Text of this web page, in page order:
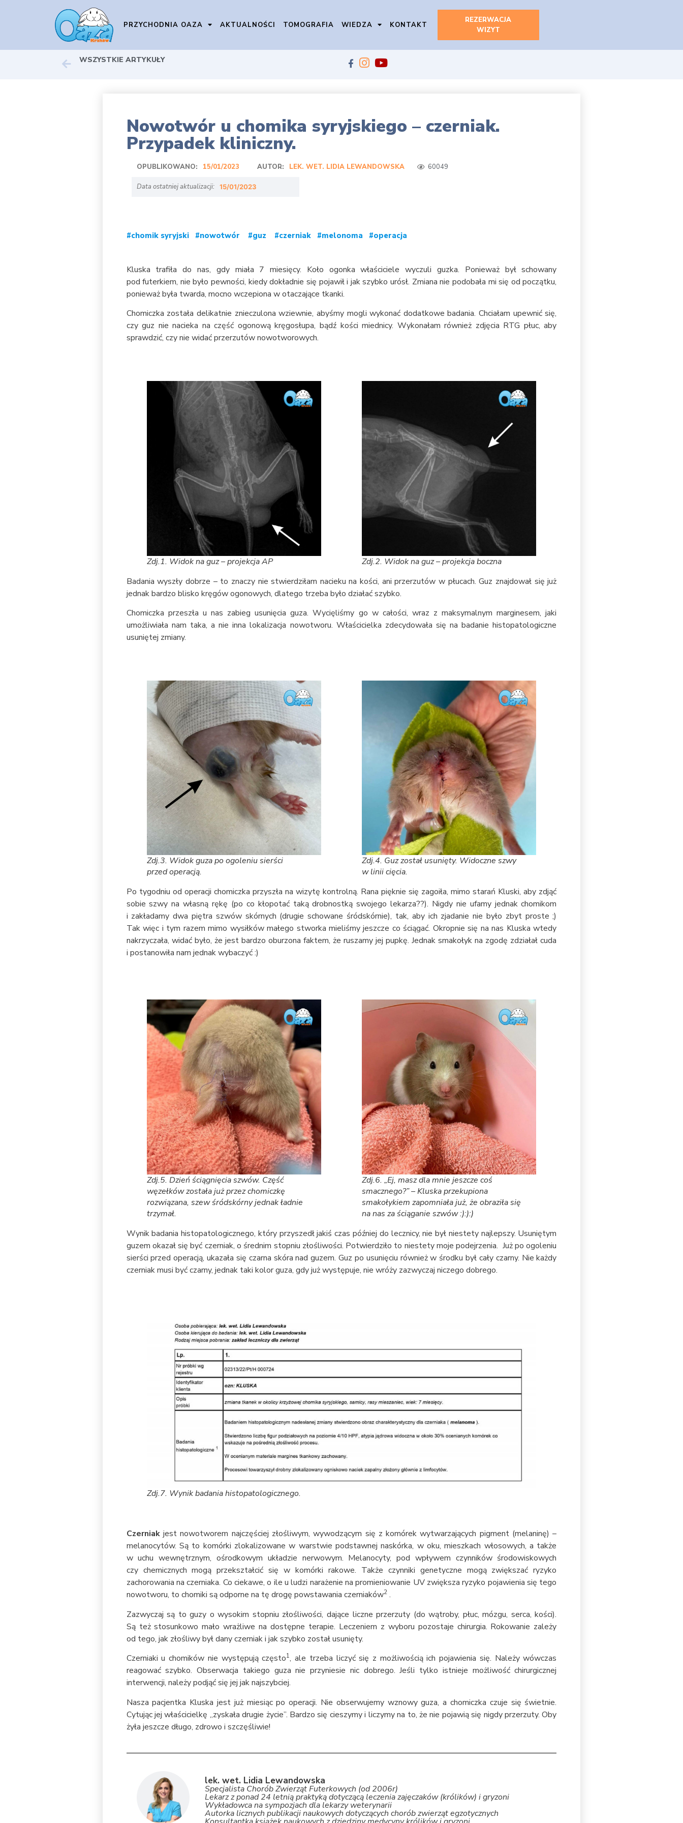
PRZYCHODNIA OAZA AKTUALNOŚCI TOMOGRAFIA WIEDZA KONTAKT
REZERWACJA
WIZYT
WSZYSTKIE ARTYKUŁY
Nowotwór u chomika syryjskiego – czerniak.
Przypadek kliniczny.
OPUBLIKOWANO: 15/01/2023 AUTOR: LEK. WET. LIDIA LEWANDOWSKA 60049
Data ostatniej aktualizacji: 15/01/2023
#chomik syryjski #nowotwór #guz #czerniak #melonoma #operacja
Kluska trafiła do nas, gdy miała 7 miesięcy. Koło ogonka właściciele wyczuli guzka. Ponieważ był schowany
pod futerkiem, nie było pewności, kiedy dokładnie się pojawił i jak szybko urósł. Zmiana nie podobała mi się od początku,
ponieważ była twarda, mocno wczepiona w otaczające tkanki.
Chomiczka została delikatnie znieczulona wziewnie, abyśmy mogli wykonać dodatkowe badania. Chciałam upewnić się,
czy guz nie nacieka na część ogonową kręgosłupa, bądź kości miednicy. Wykonałam również zdjęcia RTG płuc, aby
sprawdzić, czy nie widać przerzutów nowotworowych.
Zdj.1. Widok na guz – projekcja AP
Zdj.2. Widok na guz – projekcja boczna
Badania wyszły dobrze – to znaczy nie stwierdziłam nacieku na kości, ani przerzutów w płucach. Guz znajdował się już
jednak bardzo blisko kręgów ogonowych, dlatego trzeba było działać szybko.
Chomiczka przeszła u nas zabieg usunięcia guza. Wycięliśmy go w całości, wraz z maksymalnym marginesem, jaki
umożliwiała nam taka, a nie inna lokalizacja nowotworu. Właścicielka zdecydowała się na badanie histopatologiczne
usuniętej zmiany.
Zdj.3. Widok guza po ogoleniu sierści
przed operacją.
Zdj.4. Guz został usunięty. Widoczne szwy
w linii cięcia.
Po tygodniu od operacji chomiczka przyszła na wizytę kontrolną. Rana pięknie się zagoiła, mimo starań Kluski, aby zdjąć
sobie szwy na własną rękę (po co kłopotać taką drobnostką swojego lekarza??). Nigdy nie ufamy jednak chomikom
i zakładamy dwa piętra szwów skórnych (drugie schowane śródskórnie), tak, aby ich zjadanie nie było zbyt proste ;)
Tak więc i tym razem mimo wysiłków małego stworka mieliśmy jeszcze co ściągać. Okropnie się na nas Kluska wtedy
nakrzyczała, widać było, że jest bardzo oburzona faktem, że ruszamy jej pupkę. Jednak smakołyk na zgodę zdziałał cuda
i postanowiła nam jednak wybaczyć :)
Zdj.5. Dzień ściągnięcia szwów. Część
węzełków została już przez chomiczkę
rozwiązana, szew śródskórny jednak ładnie
trzymał.
Zdj.6. „Ej, masz dla mnie jeszcze coś
smacznego?” – Kluska przekupiona
smakołykiem zapomniała już, że obraziła się
na nas za ściąganie szwów :):):)
Wynik badania histopatologicznego, który przyszedł jakiś czas później do lecznicy, nie był niestety najlepszy. Usuniętym
guzem okazał się być czerniak, o średnim stopniu złośliwości. Potwierdziło to niestety moje podejrzenia. Już po ogoleniu
sierści przed operacją, ukazała się czarna skóra nad guzem. Guz po usunięciu również w środku był cały czarny. Nie każdy
czerniak musi być czarny, jednak taki kolor guza, gdy już występuje, nie wróży zazwyczaj niczego dobrego.
Zdj.7. Wynik badania histopatologicznego.
Czerniakjest nowotworem najczęściej złośliwym, wywodzącym się z komórek wytwarzających pigment (melaninę) –
melanocytów. Są to komórki zlokalizowane w warstwie podstawnej naskórka, w oku, mieszkach włosowych, a także
w uchu wewnętrznym, ośrodkowym układzie nerwowym. Melanocyty, pod wpływem czynników środowiskowych
czy chemicznych mogą przekształcić się w komórki rakowe. Także czynniki genetyczne mogą zwiększać ryzyko
zachorowania na czerniaka. Co ciekawe, o ile u ludzi narażenie na promieniowanie UV zwiększa ryzyko pojawienia się tego
nowotworu, to chomiki są odporne na tę drogę powstawania czerniaków2.
Zazwyczaj są to guzy o wysokim stopniu złośliwości, dające liczne przerzuty (do wątroby, płuc, mózgu, serca, kości).
Są też stosunkowo mało wrażliwe na dostępne terapie. Leczeniem z wyboru pozostaje chirurgia. Rokowanie zależy
od tego, jak złośliwy był dany czerniak i jak szybko został usunięty.
Czerniaki u chomików nie występują często1, ale trzeba liczyć się z możliwością ich pojawienia się. Należy wówczas
reagować szybko. Obserwacja takiego guza nie przyniesie nic dobrego. Jeśli tylko istnieje możliwość chirurgicznej
interwencji, należy podjąć się jej jak najszybciej.
Nasza pacjentka Kluska jest już miesiąc po operacji. Nie obserwujemy wznowy guza, a chomiczka czuje się świetnie.
Cytując jej właścicielkę „zyskała drugie życie”. Bardzo się cieszymy i liczymy na to, że nie pojawią się nigdy przerzuty. Oby
żyła jeszcze długo, zdrowo i szczęśliwie!
lek. wet. Lidia Lewandowska
Specjalista Chorób Zwierząt Futerkowych (od 2006r)
Lekarz z ponad 24 letnią praktyką dotyczącą leczenia zajęczaków (królików) i gryzoni
Wykładowca na sympozjach dla lekarzy weterynarii
Autorka licznych publikacji naukowych dotyczących chorób zwierząt egzotycznych